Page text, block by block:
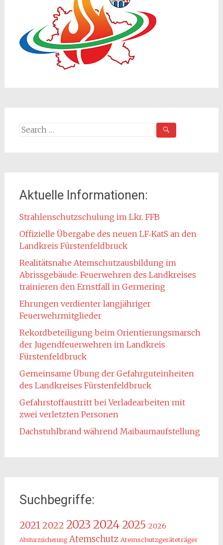
Search
Aktuelle Informationen:
Strahlenschutzschulung im Lkr. FFB
Offizielle Übergabe des neuen LF‑KatS an den
Landkreis Fürstenfeldbruck
Realitätsnahe Atemschutzausbildung im
Abrissgebäude: Feuerwehren des Landkreises
trainieren den Ernstfall in Germering
Ehrungen verdienter langjähriger
Feuerwehrmitglieder
Rekordbeteiligung beim Orientierungsmarsch
der Jugendfeuerwehren im Landkreis
Fürstenfeldbruck
Gemeinsame Übung der Gefahrguteinheiten
des Landkreises Fürstenfeldbruck
Gefahrstoffaustritt bei Verladearbeiten mit
zwei verletzten Personen
Dachstuhlbrand während Maibaumaufstellung
Suchbegriffe:
2021 2022 2023 2024 2025 2026
Absturzsicherung Atemschutz Atemschutzgeräteträger